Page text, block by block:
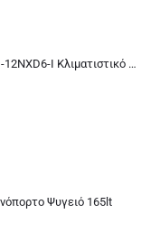
Midea Xtreme Save II AG1-12NXD6-I Κλιματιστικό 12000 BTU A+++/A+++ με Ιονιστή
Ψυγειό 165lt